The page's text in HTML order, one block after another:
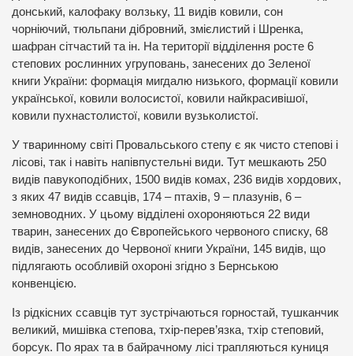
донський, калофаку волзьку, 11 видів ковили, сон
чорніючий, тюльпани дібровний, змієлистий і Шренка,
шафран сітчастий та ін. На території відділення росте 6
степових рослинних угруповань, занесених до Зеленої
книги України: формація мигдалю низького, формації ковили
української, ковили волосистої, ковили найкрасивішої,
ковили пухнастолистої, ковили вузьколистої.
У тваринному світі Провальського степу є як чисто степові і
лісові, так і навіть напівпустельні види. Тут мешкають 250
видів павукоподібних, 1500 видів комах, 236 видів хордових,
з яких 47 видів ссавців, 174 – птахів, 9 – плазунів, 6 –
земноводних. У цьому відділені охороняються 22 види
тварин, занесених до Європейського червоного списку, 68
видів, занесених до Червоної книги України, 145 видів, що
підлягають особливій охороні згідно з Бернською
конвенцією.
Із рідкісних ссавців тут зустрічаються горностай, тушканчик
великий, мишівка степова, тхір-перев’язка, тхір степовий,
борсук. По ярах та в байрачному лісі трапляються куниця